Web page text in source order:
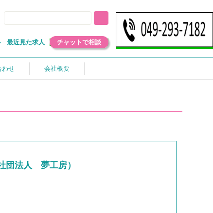
最近見た求人 チャットで相談
わせ 会社概要
団法人 夢工房）